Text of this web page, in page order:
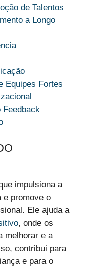
de Talentos
a Longo
Equipes Fortes
Feedback
impulsiona a
e promove o
Ele ajuda a
, onde os
melhorar e a
contribui para
e para o